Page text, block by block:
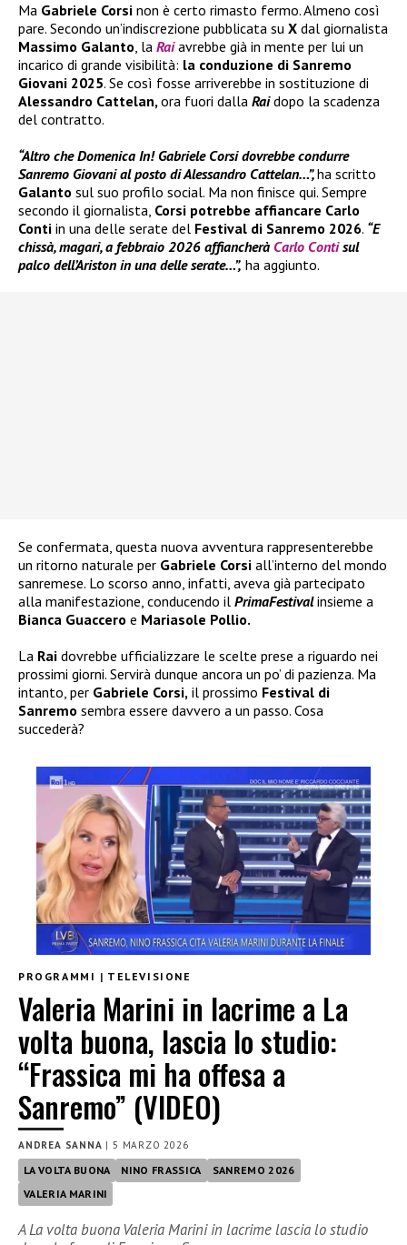
Ma Gabriele Corsi non è certo rimasto fermo. Almeno così
pare. Secondo un’indiscrezione pubblicata su X dal giornalista
Massimo Galanto, la Raiavrebbe già in mente per lui un
incarico di grande visibilità: la conduzione di Sanremo
Giovani 2025. Se così fosse arriverebbe in sostituzione di
Alessandro Cattelan,ora fuori dalla Raidopo la scadenza
del contratto.
“Altro che Domenica In! Gabriele Corsi dovrebbe condurre
Sanremo Giovani al posto di Alessandro Cattelan…”,ha scritto
Galanto sul suo profilo social. Ma non finisce qui. Sempre
secondo il giornalista, Corsi potrebbe affiancare Carlo
Conti in una delle serate del Festival di Sanremo 2026. “E
chissà, magari, a febbraio 2026 affiancherà Carlo Contisul
palco dell’Ariston in una delle serate…”, ha aggiunto.
Se confermata, questa nuova avventura rappresenterebbe
un ritorno naturale per Gabriele Corsi all’interno del mondo
sanremese. Lo scorso anno, infatti, aveva già partecipato
alla manifestazione, conducendo il PrimaFestivalinsieme a
Bianca Guaccero e Mariasole Pollio.
La Rai dovrebbe ufficializzare le scelte prese a riguardo nei
prossimi giorni. Servirà dunque ancora un po’ di pazienza. Ma
intanto, per Gabriele Corsi, il prossimo Festival di
Sanremo sembra essere davvero a un passo. Cosa
succederà?
PROGRAMMI | TELEVISIONE
Valeria Marini in lacrime a La
volta buona, lascia lo studio:
“Frassica mi ha offesa a
Sanremo” (VIDEO)
ANDREA SANNA | 5 MARZO 2026
LA VOLTA BUONA NINO FRASSICA
SANREMO 2026
VALERIA MARINI
A La volta buona Valeria Marini in lacrime lascia lo studio